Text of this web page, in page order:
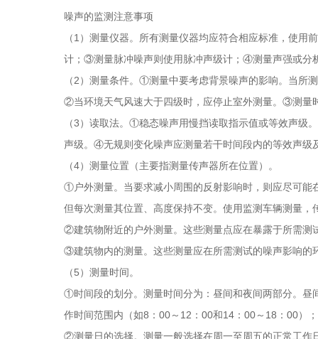
噪声的监测注意事项
（1）测量仪器。所有测量仪器均应符合相应标准，使
计；③测量脉冲噪声则使用脉冲声级计；④测量声强或分
（2）测量条件。①测量中要考虑背景噪声的影响。当所
②当环境天气风速大于四级时，应停止室外测量。③测量
（3）读取法。①稳态噪声用慢挡读取指示值或等效声
声级。④无规则变化噪声应测量若干时间段内的等效声级
（4）测量位置（主要指测量传声器所在位置）。
①户外测量。当要求减小周围的反射影响时，则应尽可能
但每次测量其位置、高度保持不变。使用监测车辆测量，
②建筑物附近的户外测量。这些测量点应在暴露于所需测
③建筑物内的测量。这些测量应在所需测试的噪声影响的
（5）测量时间。
①时间段的划分。测量时间分为：昼间和夜间两部分。昼
作时间范围内（如8：00～12：00和14：00～18：00）
②测量日的选择。测量一般选择在周一至周五的正常工作